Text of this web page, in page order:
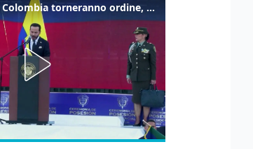
De la Espriella: "In Colombia torneranno ordine, autorità e libertà"